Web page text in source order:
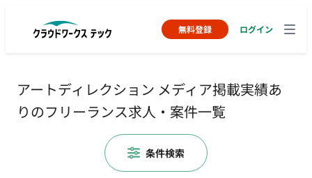
無料登録 ログイン
アートディレクション メディア掲載実績あ
りのフリーランス求人・案件一覧
条件検索